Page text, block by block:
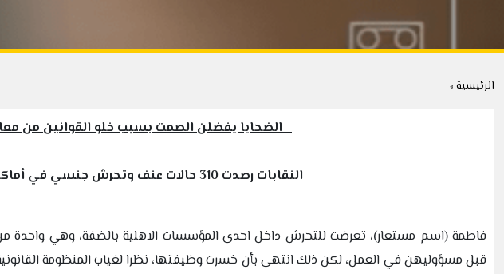
الرئيسية »
الضحايا يفضلن الصمت بسبب خلو القوانين من
النقابات رصدت 310 حالات عنف وتحرش جنسي في أماكن العمل خلال عامين
فاطمة (اسم مستعار)، تعرضت للتحرش داخل احدى المؤسسات الاهلية بالضفة، وهي واحدة
قبل مسؤوليهن في العمل، لكن ذلك انتهى بأن خسرت وظيفتها، نظرا لغياب المنظومة